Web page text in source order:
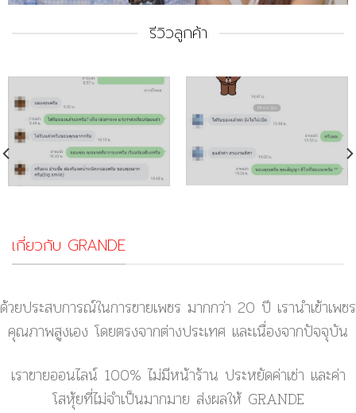
รีวิวลูกค้า
เกี่ยวกับ GRANDE
ด้วยประสบการณ์ในการขายเพชร มากกว่า 20 ปี เรานำเข้าเพชร
คุณภาพสูงเอง โดยตรงจากต่างประเทศ และเนื่องจากปัจจุบัน
เราขายออนไลน์ 100% ไม่มีหน้าร้าน ประหยัดค่าเช่า และค่า
โสหุ้ยที่ไม่จำเป็นมากมาย ส่งผลให้ GRANDE